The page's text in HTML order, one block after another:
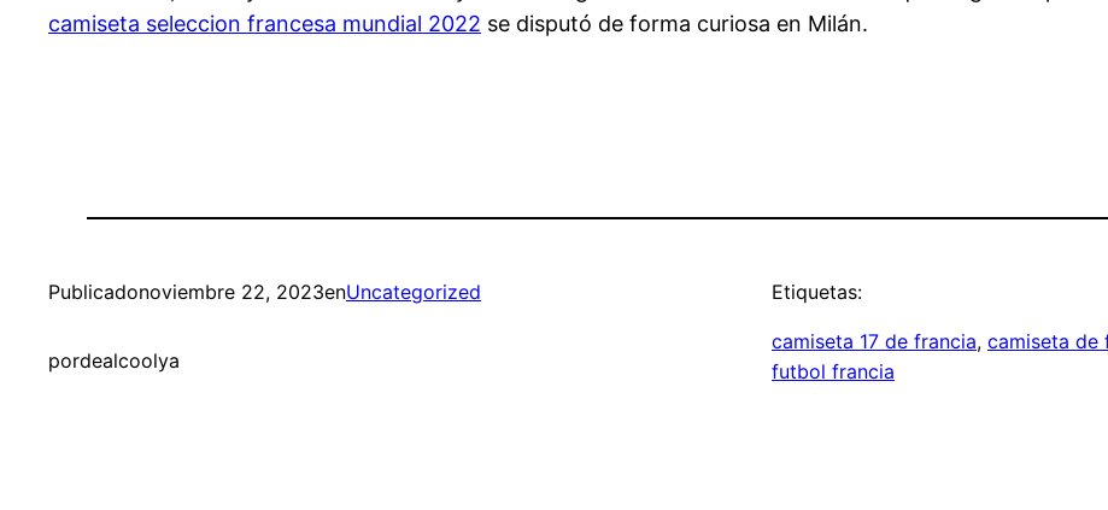
camiseta seleccion francesa mundial 2022 se disputó de forma curiosa en Milán.
Publicadonoviembre 22, 2023enUncategorized
pordealcoolya
Etiquetas:
camiseta 17 de francia, camiseta de
futbol francia